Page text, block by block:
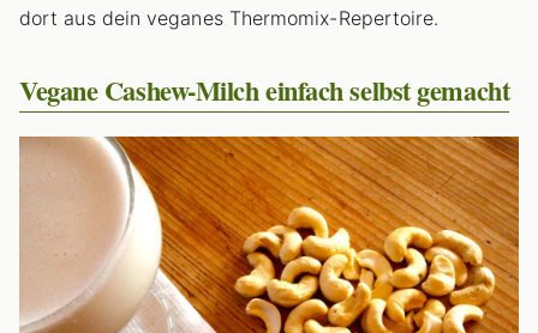
dort aus dein veganes Thermomix-Repertoire.
Vegane Cashew-Milch einfach selbst gemacht